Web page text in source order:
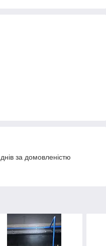
за домовленістю